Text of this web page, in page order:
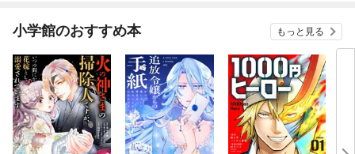
小学館のおすすめ本 もっと見る